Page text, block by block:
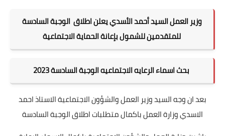
وزير العمل السيد أحمد الأسدي يعلن اطلاق الوجبة السادسة
للمتقدمين للشمول بإعانة الحماية الاجتماعية
بحث اسماء الرعايه الاجتماعيه الوجبة السادسة 2023
بعد ان وجه السيد وزير العمل والشؤون الاجتماعية الاستاذ احمد
الاسدي وزارة العمل باكمال متطلبات اطلاق الوجبة السادسة